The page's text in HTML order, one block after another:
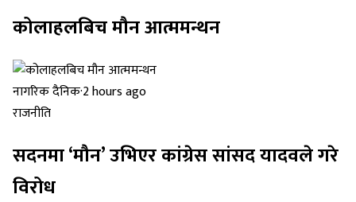
कोलाहलबिच मौन आत्ममन्थन
नागरिक दैनिक·2 hours ago
राजनीति
सदनमा ‘मौन’ उभिएर कांग्रेस सांसद यादवले गरे
विरोध